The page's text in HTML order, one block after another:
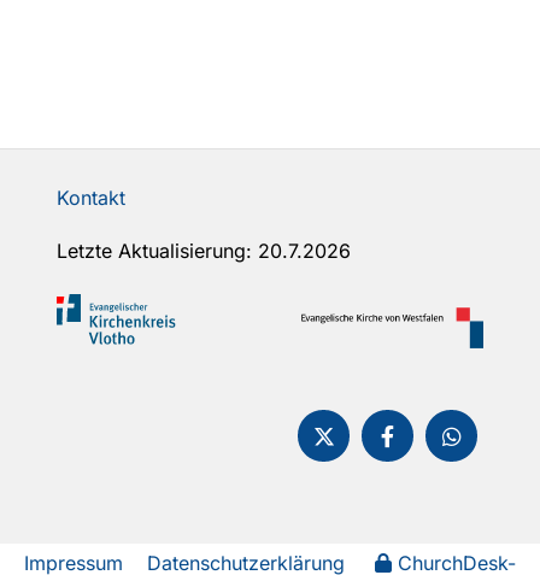
Kontakt
Letzte Aktualisierung: 20.7.2026
Impressum Datenschutzerklärung ChurchDesk-